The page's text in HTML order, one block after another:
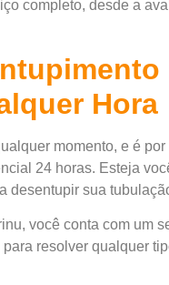
completo, desde a
Hora
momento, e é
24 horas. Esteja
desentupir sua
você conta com um
resolver qualquer